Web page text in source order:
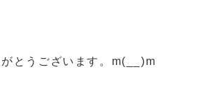
がとうございます。m(__)m